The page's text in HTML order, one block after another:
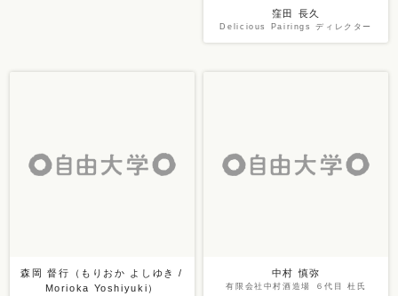
窪田 長久
Delicious Pairings ディレクター
森岡 督行（もりおか よしゆき /
Morioka Yoshiyuki）
中村 慎弥
有限会社中村酒造場 ６代目 杜氏